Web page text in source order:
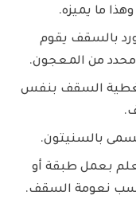
ما يميزه.
بالسقف يقوم
محدد من المعجون.
السقف بنفس
بالسنيتون.
بعمل طبقة أو
نعومة السقف.